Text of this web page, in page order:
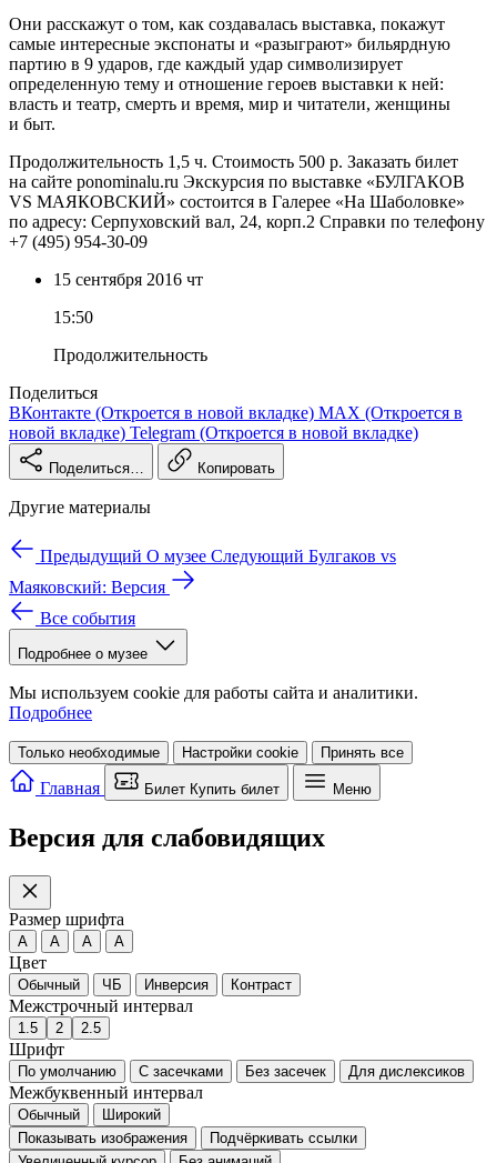
Они расскажут о том, как создавалась выставка, покажут
самые интересные экспонаты и «разыграют» бильярдную
партию в 9 ударов, где каждый удар символизирует
определенную тему и отношение героев выставки к ней:
власть и театр, смерть и время, мир и читатели, женщины
и быт.
Продолжительность 1,5 ч. Стоимость 500 р. Заказать билет
на сайте ponominalu.ru Экскурсия по выставке «БУЛГАКОВ
VS МАЯКОВСКИЙ» состоится в Галерее «На Шаболовке»
по адресу: Серпуховский вал, 24, корп.2 Справки по телефону
+7 (495) 954-30-09
15 сентября 2016 чт
15:50
Продолжительность
Поделиться
ВКонтакте (Откроется в новой вкладке) MAX (Откроется в
новой вкладке) Telegram (Откроется в новой вкладке)
Поделиться… Копировать
Другие материалы
Предыдущий О музее Следующий Булгаков vs
Маяковский: Версия
Все события
Подробнее о музее
Мы используем cookie для работы сайта и аналитики.
Подробнее
Только необходимые Настройки cookie Принять все
Главная Билет Купить билет Меню
Версия для слабовидящих
Размер шрифта
A A A A
Цвет
Обычный ЧБ Инверсия Контраст
Межстрочный интервал
1.5 2 2.5
Шрифт
По умолчанию С засечками Без засечек Для дислексиков
Межбуквенный интервал
Обычный
Широкий
Показывать изображения
Подчёркивать ссылки